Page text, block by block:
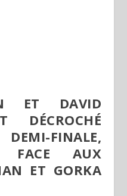
ET DAVID
DÉCROCHÉ
FINALE,
AUX
ET GORKA